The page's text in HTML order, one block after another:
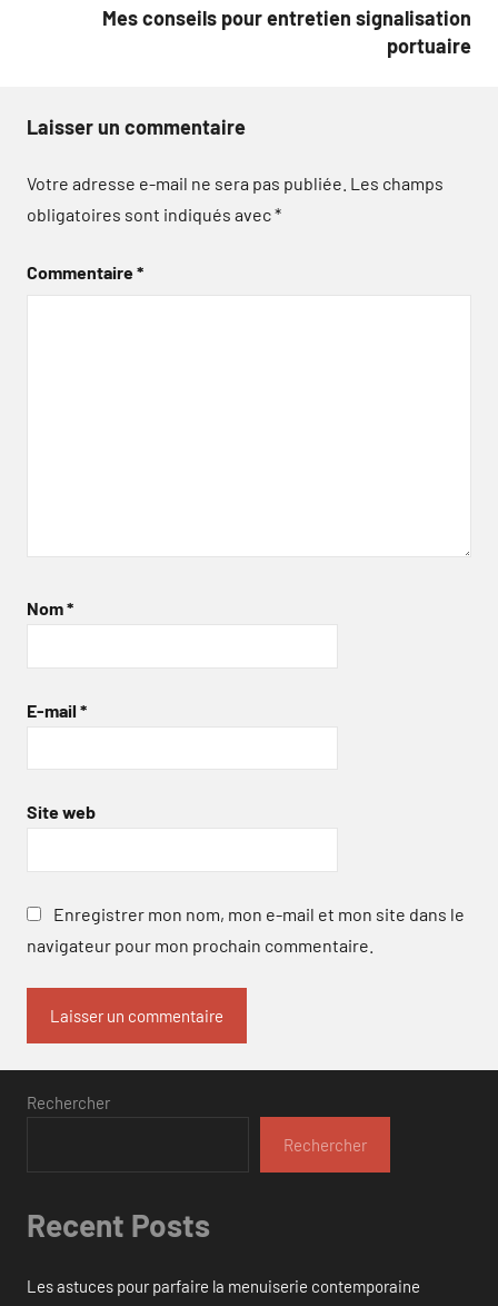
Mes conseils pour entretien signalisation
portuaire
Laisser un commentaire
Votre adresse e-mail ne sera pas publiée. Les champs
obligatoires sont indiqués avec*
Commentaire*
Nom*
E-mail *
Site web
Enregistrer mon nom, mon e-mail et mon site dans le
navigateur pour mon prochain commentaire.
Rechercher
Rechercher
Recent Posts
Les astuces pour parfaire la menuiserie contemporaine